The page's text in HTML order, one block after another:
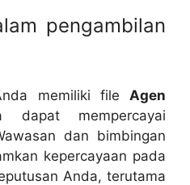
pengambilan
memiliki file Agen
dapat mempercayai
dan bimbingan
kepercayaan pada
Anda, terutama